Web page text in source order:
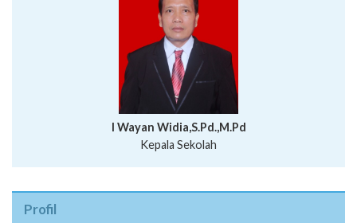
I Wayan Widia,S.Pd.,M.Pd
Kepala Sekolah
Profil